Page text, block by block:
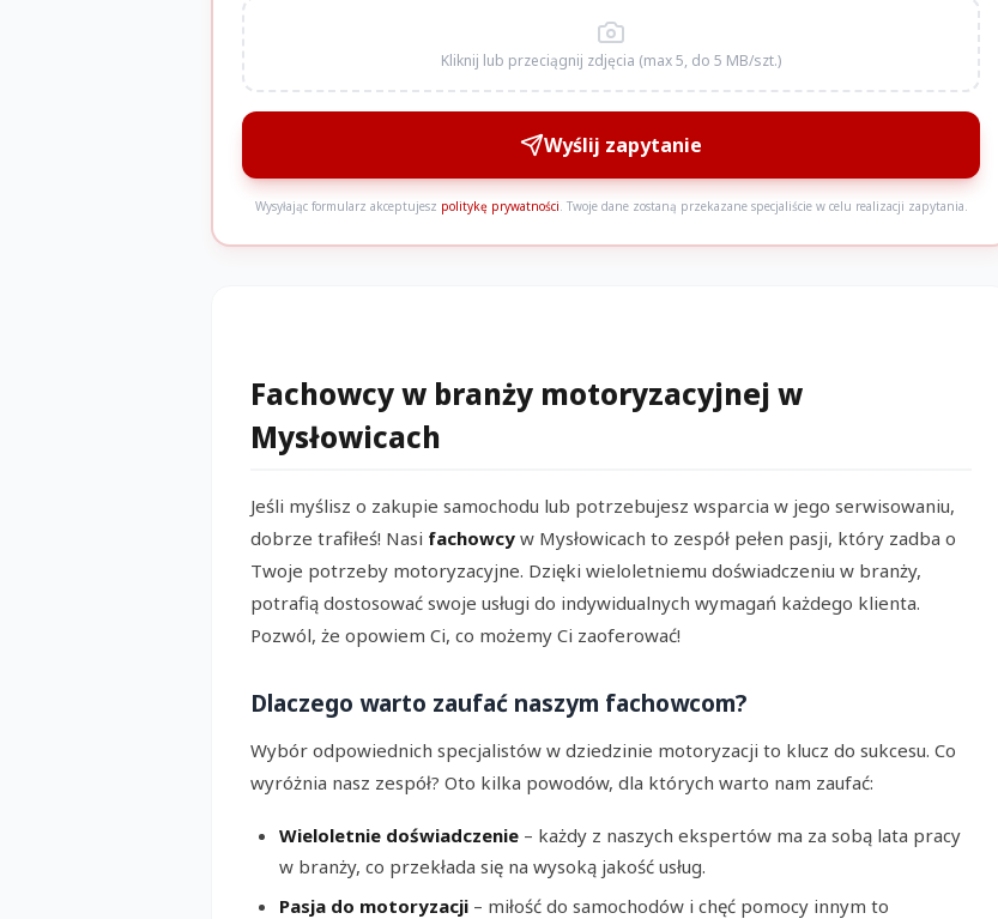
Kliknij lub przeciągnij zdjęcia (max 5, do 5 MB/szt.)
Wyślij zapytanie
Wysyłając formularz akceptujesz politykę prywatności. Twoje dane zostaną przekazane specjaliście w celu realizacji zapytania.
Fachowcy w branży motoryzacyjnej w
Mysłowicach
Jeśli myślisz o zakupie samochodu lub potrzebujesz wsparcia w jego serwisowaniu,
dobrze trafiłeś! Nasi fachowcy w Mysłowicach to zespół pełen pasji, który zadba o
Twoje potrzeby motoryzacyjne. Dzięki wieloletniemu doświadczeniu w branży,
potrafią dostosować swoje usługi do indywidualnych wymagań każdego klienta.
Pozwól, że opowiem Ci, co możemy Ci zaoferować!
Dlaczego warto zaufać naszym fachowcom?
Wybór odpowiednich specjalistów w dziedzinie motoryzacji to klucz do sukcesu. Co
wyróżnia nasz zespół? Oto kilka powodów, dla których warto nam zaufać:
Wieloletnie doświadczenie – każdy z naszych ekspertów ma za sobą lata pracy
w branży, co przekłada się na wysoką jakość usług.
Pasja do motoryzacji – miłość do samochodów i chęć pomocy innym to